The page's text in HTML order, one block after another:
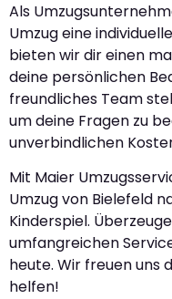
Als
Umzug eine
bieten wir dir einen
deine persönlichen
freundliches Team
um deine Fragen zu
unverbindlichen
Mit Maier
Umzug von Bielefeld
Kinderspiel.
umfangreichen
heute. Wir freuen uns
helfen!